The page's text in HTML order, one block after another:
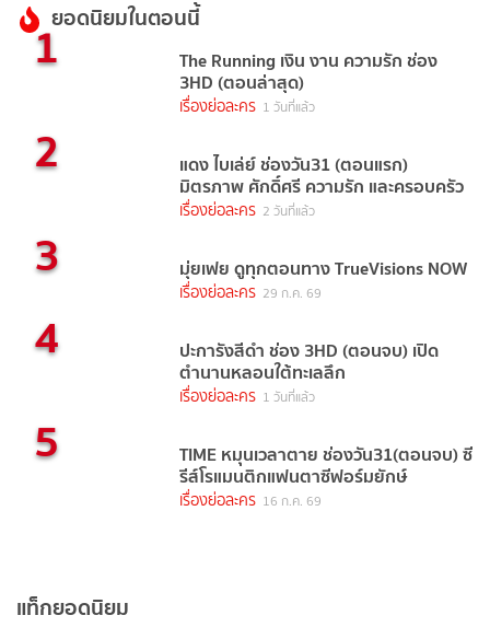
ยอดนิยมในตอนนี้
1 The Running เงิน งาน ความรัก ช่อง
3HD (ตอนล่าสุด)
เรื่องย่อละคร 1 วันที่แล้ว
2 แดง ไบเล่ย์ ช่องวัน31 (ตอนแรก)
มิตรภาพ ศักดิ์ศรี ความรัก และครอบครัว
เรื่องย่อละคร 2 วันที่แล้ว
3 มุ่ยเฟย ดูทุกตอนทาง TrueVisions NOW
เรื่องย่อละคร 29 ก.ค. 69
4 ปะการังสีดำ ช่อง 3HD (ตอนจบ) เปิด
ตำนานหลอนใต้ทะเลลึก
เรื่องย่อละคร 1 วันที่แล้ว
5 TIME หมุนเวลาตาย ช่องวัน31(ตอนจบ) ซี
รีส์โรแมนติกแฟนตาซีฟอร์มยักษ์
เรื่องย่อละคร 16 ก.ค. 69
แท็กยอดนิยม